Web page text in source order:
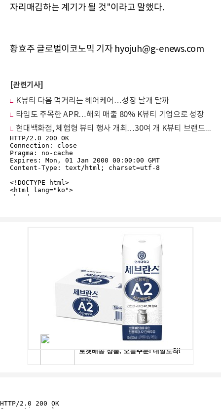
자리매김하는 계기가 될 것"이라고 말했다.
황효주 글로벌이코노믹 기자 hyojuh@g-enews.com
[관련기사]
K뷰티 다음 먹거리는 헤어케어…성장 날개 달까
타임도 주목한 APR…해외 매출 80% K뷰티 기업으로 성장
현대백화점, 체험형 뷰티 행사 개최…30여 개 K뷰티 브랜드 한자리에